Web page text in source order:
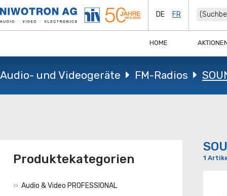
DE FR
HOME
Audio- und Videogeräte FM-Radios
Produktekategorien
Audio & Video PROFESSIONAL
1